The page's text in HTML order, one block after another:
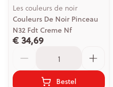
Les couleurs de noir
Couleurs De Noir Pinceau
N32 Fdt Creme Nf
€ 34,69
Bestel